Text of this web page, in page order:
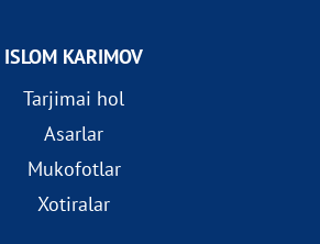
ISLOM KARIMOV
Tarjimai hol
Asarlar
Mukofotlar
Xotiralar